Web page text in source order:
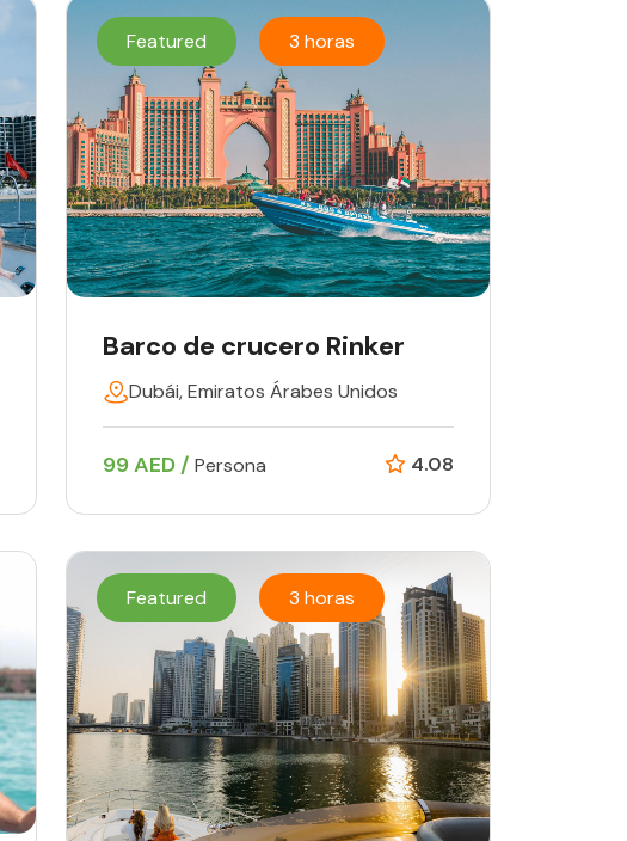
Featured 3 horas
Barco de crucero Rinker
Dubái, Emiratos Árabes Unidos
99 AED / Persona 4.08
Featured 3 horas